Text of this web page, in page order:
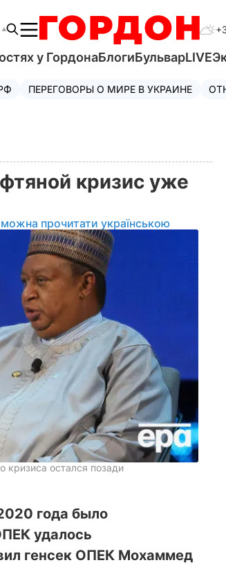
у ГордонаБлогиБульварLIVE
ПЕРЕГОВОРЫ О МИРЕ В УКРАИНЕ
кризис уже
прочитати українською
кризиса остался позади
года было
удалось
генсек ОПЕК Мохаммед